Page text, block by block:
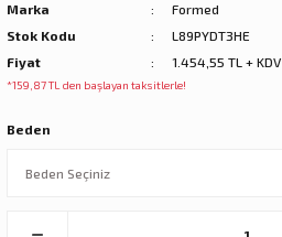
Marka
Formed
Stok Kodu
L89PYDT3HE
Fiyat
1.454,55 TL + KDV
*159,87 TL den başlayan taksitlerle!
Beden